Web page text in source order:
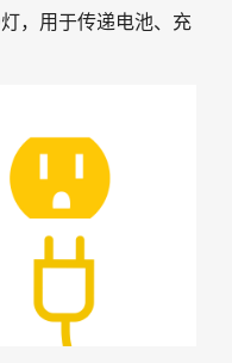
，用于传递电池、充